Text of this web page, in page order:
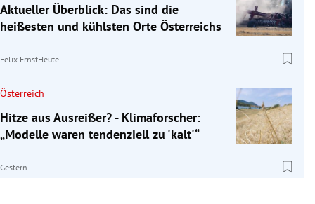
Aktueller Überblick: Das sind die
heißesten und kühlsten Orte Österreichs
Felix ErnstHeute
Österreich
Hitze aus Ausreißer? - Klimaforscher:
„Modelle waren tendenziell zu 'kalt'“
Gestern